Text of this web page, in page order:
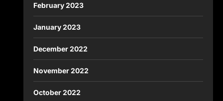
February 2023
January 2023
December 2022
November 2022
October 2022